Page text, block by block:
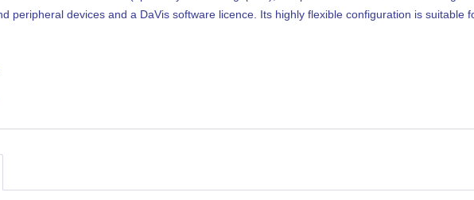
peripheral devices and a DaVis software licence. Its highly flexible configuration is